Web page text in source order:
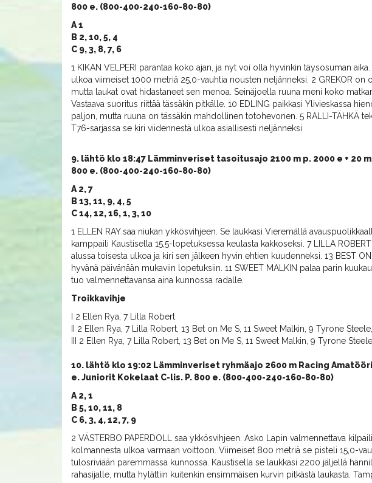
800 e. (800-400-240-160-80-80)
A 1
B 2, 10, 5, 4
C 9, 3, 8, 7, 6
1 KIKAN VELPERI parantaa koko ajan, ja nyt voi olla hyvinkin täysosuman
ulkoa viimeiset 1000 metriä 25,0-vauhtia nousten neljänneksi. 2 GREKOR on
mutta laukat ovat hidastaneet sen menoa. Seinäjoella ruuna meni koko
Vastaava suoritus riittää tässäkin pitkälle. 10 EDLING paikkasi Ylivieskassa
paljon, mutta ruuna on tässäkin mahdollinen totohevonen. 5 RALLI-TÄHKÄ
T76-sarjassa se kiri viidennestä ulkoa asiallisesti neljänneksi
9. lähtö klo 18:47 Lämminveriset tasoitusajo 2100 m p. 2000 e + 20
800 e. (800-400-240-160-80-80)
A 2, 7
B 13, 11, 9, 4, 5
C 14, 12, 16, 1, 3, 10
1 ELLEN RAY saa niukan ykkösvihjeen. Se laukkasi Vieremällä
kamppaili Kaustisella 15,5-lopetuksessa keulasta kakkoseksi. 7 LILLA
alussa toisesta ulkoa ja kiri sen jälkeen hyvin ehtien kuudenneksi. 13 BEST
hyvänä päivänään mukaviin lopetuksiin. 11 SWEET MALKIN palaa parin
tuo valmennettavansa aina kunnossa radalle.
Troikkavihje
I 2 Ellen Rya, 7 Lilla Robert
II 2 Ellen Rya, 7 Lilla Robert, 13 Bet on Me S, 11 Sweet Malkin, 9 Tyrone
III 2 Ellen Rya, 7 Lilla Robert, 13 Bet on Me S, 11 Sweet Malkin, 9 Tyrone
10. lähtö klo 19:02 Lämminveriset ryhmäajo 2600 m Racing
e. Juniorit Kokelaat C-lis. P. 800 e. (800-400-240-160-80-80)
A 2, 1
B 5, 10, 11, 8
C 6, 3, 4, 12, 7, 9
2 VÄSTERBO PAPERDOLL saa ykkösvihjeen. Asko Lapin valmennettava
kolmannesta ulkoa varmaan voittoon. Viimeiset 800 metriä se pisteli 15,0-
tulosriviään paremmassa kunnossa. Kaustisella se laukkasi 2200 jäljellä
rahasijalle, mutta hylättiin kuitenkin ensimmäisen kurvin pitkästä laukasta.